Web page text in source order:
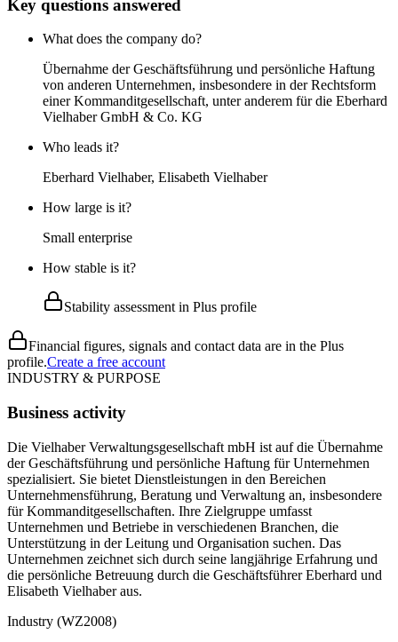
Key questions answered
What does the company do?
Übernahme der Geschäftsführung und persönliche Haftung
von anderen Unternehmen, insbesondere in der Rechtsform
einer Kommanditgesellschaft, unter anderem für die Eberhard
Vielhaber GmbH & Co. KG
Who leads it?
Eberhard Vielhaber, Elisabeth Vielhaber
How large is it?
Small enterprise
How stable is it?
Stability assessment in Plus profile
Financial figures, signals and contact data are in the Plus
profile.Create a free account
INDUSTRY & PURPOSE
Business activity
Die Vielhaber Verwaltungsgesellschaft mbH ist auf die Übernahme
der Geschäftsführung und persönliche Haftung für Unternehmen
spezialisiert. Sie bietet Dienstleistungen in den Bereichen
Unternehmensführung, Beratung und Verwaltung an, insbesondere
für Kommanditgesellschaften. Ihre Zielgruppe umfasst
Unternehmen und Betriebe in verschiedenen Branchen, die
Unterstützung in der Leitung und Organisation suchen. Das
Unternehmen zeichnet sich durch seine langjährige Erfahrung und
die persönliche Betreuung durch die Geschäftsführer Eberhard und
Elisabeth Vielhaber aus.
Industry (WZ2008)